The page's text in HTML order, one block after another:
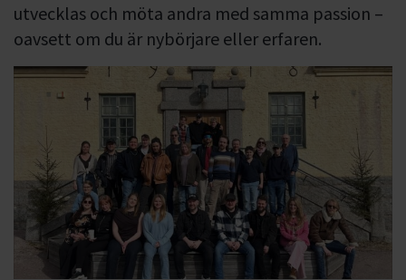
utvecklas och möta andra med samma passion –
oavsett om du är nybörjare eller erfaren.